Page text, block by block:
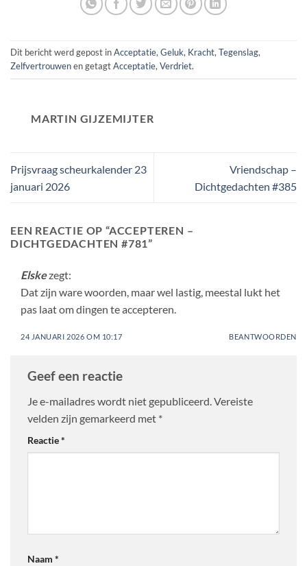
Dit bericht werd gepost inAcceptatie, Geluk, Kracht, Tegenslag,
Zelfvertrouwenen getagtAcceptatie, Verdriet.
MARTIN GIJZEMIJTER
Prijsvraag scheurkalender 23
januari 2026
Vriendschap –
Dichtgedachten #385
EEN REACTIE OP “ACCEPTEREN –
DICHTGEDACHTEN #781”
Elskezegt:
Dat zijn ware woorden, maar wel lastig, meestal lukt het
pas laat om dingen te accepteren.
24 JANUARI 2026 OM 10:17 BEANTWOORDEN
Geef een reactie
Je e-mailadres wordt niet gepubliceerd.Vereiste
velden zijn gemarkeerd met *
Reactie*
Naam *